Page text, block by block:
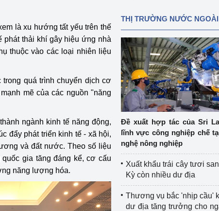
Tổ chức được cấp GCN đăng ký, hoạt
động kiểm định thiết bị, dụng cụ điện
làm việc ở môi trường không có nguy
Cơ sở sản xuất, sửa chữa chai chứa
LPG
Tổ chức huấn luyện, bồi dưỡng
nghiệp vụ kiểm định kỹ thuật an toàn
lao động
Thương
Thương
tiết kiệm và
Hiệu quả năng lượng
và đổi mới sáng
Video bảo vệ môi trường
Album ảnh bảo vệ môi trường
Văn bản về môi trường
tưởng của Đảng
dân
là xu hướng tất yếu trên thế
phát thải khí gây hiệu ứng nhà
thuộc vào các loại nhiên liệu
quá trình chuyển dịch cơ
mẽ của các nguồn "năng
ngành kinh tế năng động,
đẩy phát triển kinh tế - xã hội,
và đất nước. Theo số liệu
gia tăng đáng kể, cơ cấu
năng lượng hóa.
THỊ TRƯỜNG NƯỚC NGOÀI
Đề xuất hợp tác của Sri
lĩnh vực công nghiệp chế
nghệ nông nghiệp
Xuất khẩu trái cây tươi
Kỳ còn nhiều dư địa
Thương vụ bắc 'nhịp cầu'
dư địa tăng trưởng cho